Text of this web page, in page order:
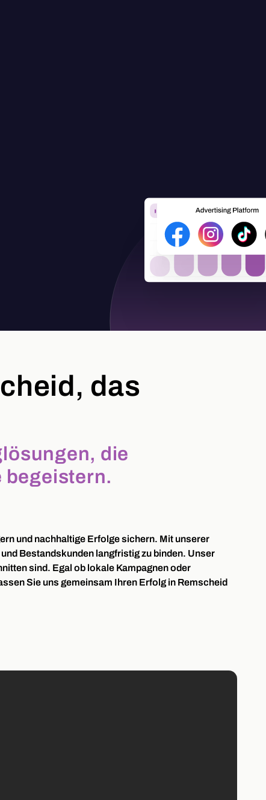
das
die
begeistern.
und nachhaltige Erfolge sichern. Mit unserer
Bestandskunden langfristig zu binden. Unser
sind. Egal ob lokale Kampagnen oder
Sie uns gemeinsam Ihren Erfolg in Remscheid